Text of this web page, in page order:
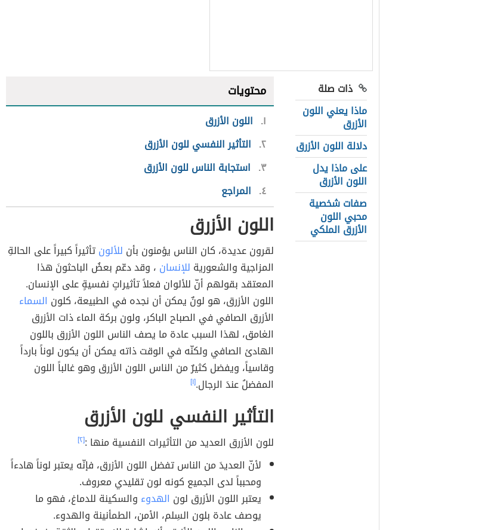
ذات صلة
ماذا يعني اللون
الأزرق
دلالة اللون الأزرق
على ماذا يدل
اللون الأزرق
صفات شخصية
محبي اللون
الأزرق الملكي
محتويات
١ اللون الأزرق
٢ التأثير النفسي للون الأزرق
٣ استجابة الناس للون الأزرق
٤ المراجع
اللون الأزرق
لقرون عديدة، كان الناس يؤمنون بأن للألونتأثيراً كبيراً على الحالةِ
المزاجية والشعورية للإنسان ، وقد دعّم بعضُ الباحثونَ هذا
المعتقد بقولهم أنّ للألوان فعلاً تأثيراتٍ نفسيةٍ على الإنسان.
اللون الأزرق، هو لونٌ يمكن أن نجده في الطبيعة، كلون السماء
الأزرق الصافي في الصباح الباكر، ولون بركة الماء ذات الأزرق
الغامق، لهذا السبب عادة ما يصف الناس اللون الأزرق باللون
الهادئ الصافي ولكنّه في الوقت ذاته يمكن أن يكون لوناً بارداً
وقاسياً، ويفضل كثيرٌ من الناس اللون الأزرق وهو غالباً اللون
المفضلُ عندَ الرجال.[١]
التأثير النفسي للون الأزرق
للون الأزرق العديد من التأثيرات النفسية منها :[٢]
لأنّ العديدَ من الناس تفضل اللون الأزرق، فإنّه يعتبر لوناً هادءاً
ومحبباً لدى الجميع كونه لون تقليدي معروف.
يعتبر اللون الأزرق لون الهدوء والسكينة للدماغ، فهو ما
يوصف عادة بلون السِلم، الأمن، الطمأنينة والهدوء.